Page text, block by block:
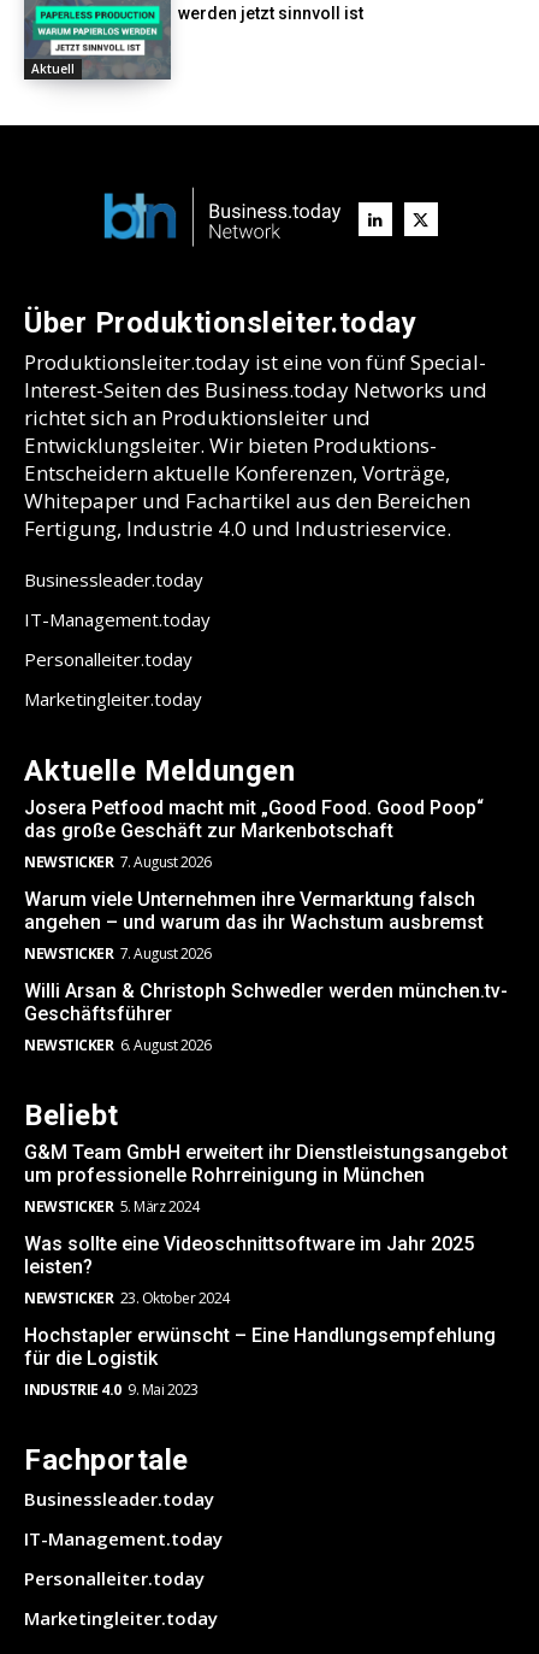
Aktuell
werden jetzt sinnvoll ist
Über Produktionsleiter.today
Produktionsleiter.today ist eine von fünf Special-
Interest-Seiten des Business.today Networks und
richtet sich an Produktionsleiter und
Entwicklungsleiter. Wir bieten Produktions-
Entscheidern aktuelle Konferenzen, Vorträge,
Whitepaper und Fachartikel aus den Bereichen
Fertigung, Industrie 4.0 und Industrieservice.
Businessleader.today
IT-Management.today
Personalleiter.today
Marketingleiter.today
Aktuelle Meldungen
Josera Petfood macht mit „Good Food. Good Poop“
das große Geschäft zur Markenbotschaft
NEWSTICKER 7. August 2026
Warum viele Unternehmen ihre Vermarktung falsch
angehen – und warum das ihr Wachstum ausbremst
NEWSTICKER 7. August 2026
Willi Arsan & Christoph Schwedler werden münchen.tv-
Geschäftsführer
NEWSTICKER 6. August 2026
Beliebt
G&M Team GmbH erweitert ihr Dienstleistungsangebot
um professionelle Rohrreinigung in München
NEWSTICKER 5. März 2024
Was sollte eine Videoschnittsoftware im Jahr 2025
leisten?
NEWSTICKER 23. Oktober 2024
Hochstapler erwünscht – Eine Handlungsempfehlung
für die Logistik
INDUSTRIE 4.0 9. Mai 2023
Fachportale
Businessleader.today
IT-Management.today
Personalleiter.today
Marketingleiter.today